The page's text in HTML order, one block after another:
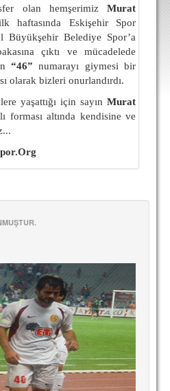
olan hemşerimiz Murat
haftasında Eskişehir Spor
Büyükşehir Belediye Spor’a
çıktı ve mücadelede
“46” numarayı giymesi bir
olarak bizleri onurlandırdı.
yaşattığı için sayınMurat
forması altında kendisine ve